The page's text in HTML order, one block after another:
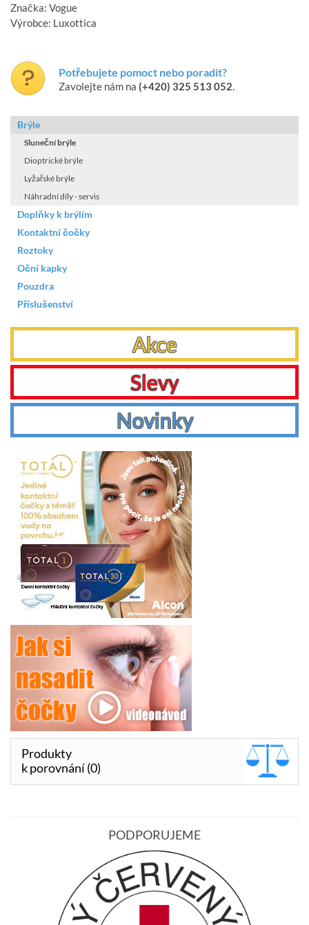
Značka: Vogue
Výrobce: Luxottica
Potřebujete pomoct nebo poradit?
Zavolejte nám na (+420) 325 513 052.
Brýle
Sluneční brýle
Dioptrické brýle
Lyžařské brýle
Náhradní díly - servis
Doplňky k brýlím
Kontaktní čočky
Roztoky
Oční kapky
Pouzdra
Příslušenství
Akce
Slevy
Novinky
Produkty
k porovnání (0)
PODPORUJEME